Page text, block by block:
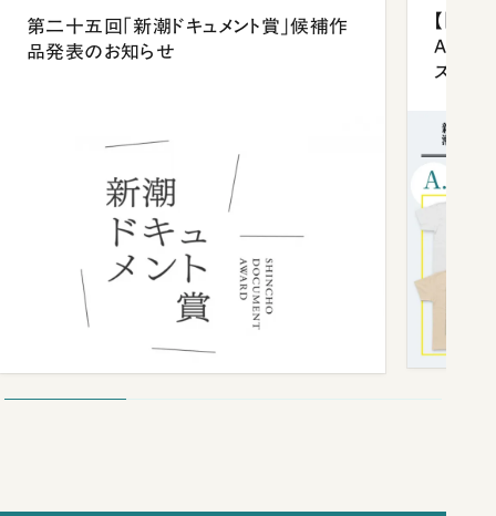
第二十五回「新潮ドキュメント賞」候補作
品発表のお知らせ
【「新
ズプレ